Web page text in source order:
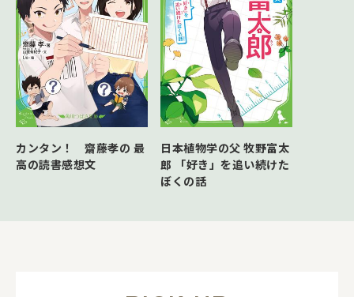
カンタン！ 齋藤孝の 最
高の読書感想文
日本植物学の父 牧野富太
郎 「好き」を追い続けた
ぼくの話